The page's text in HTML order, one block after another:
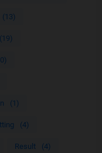
(13)
(19)
(1)
(4)
Result (4)